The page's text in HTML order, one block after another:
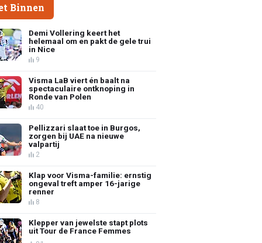
Binnen
Demi Vollering keert het
helemaal om en pakt de gele trui
in Nice
9
Visma LaB viert én baalt na
spectaculaire ontknoping in
Ronde van Polen
40
Pellizzari slaat toe in Burgos,
zorgen bij UAE na nieuwe
valpartij
2
Klap voor Visma-familie: ernstig
ongeval treft amper 16-jarige
renner
8
Klepper van jewelste stapt plots
uit Tour de France Femmes